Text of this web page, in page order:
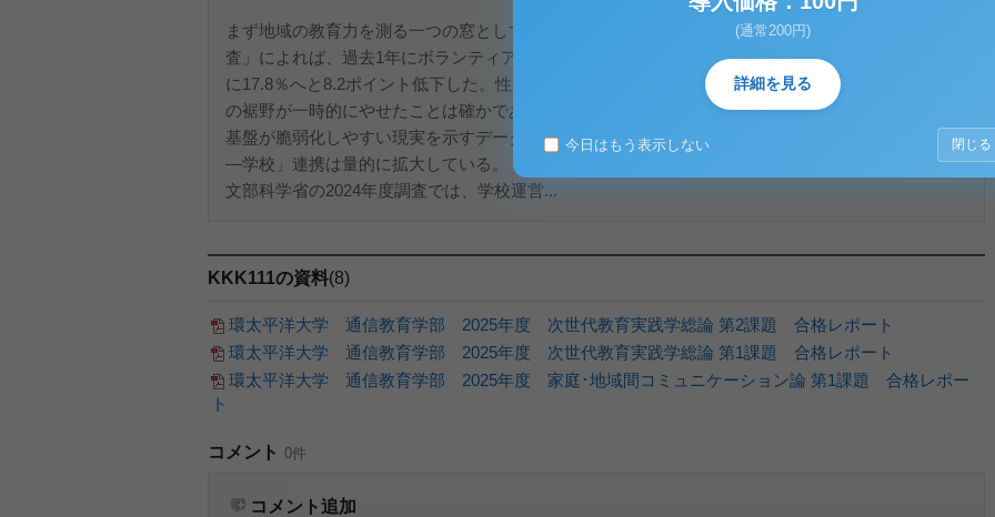
まず地域の教育力を測る一つの窓として、市民の地域貢献行動を見る。総務省「社会生活基本調
査」によれば、過去1年にボランティア活動を行った人（行動者率）は2016年の26.0％から2021年
に17.8％へと8.2ポイント低下した。性別でみても男女ともに低下しており、地域で「支える大人」
の裾野が一時的にやせたことは確かである。感染症流行期の影響を勘案しても、地域の自律的活動
基盤が脆弱化しやすい現実を示すデータだといえる(統計局)。しかし同時に、制度化された「地域
—学校」連携は量的に拡大している。
文部科学省の2024年度調査では、学校運営...
KKK111の資料(8)
環太平洋大学 通信教育学部 2025年度 次世代教育実践学総論 第2課題 合格レポート
環太平洋大学 通信教育学部 2025年度 次世代教育実践学総論 第1課題 合格レポート
環太平洋大学 通信教育学部 2025年度 家庭･地域間コミュニケーション論 第1課題 合格レポー
ト
コメント 0件
コメント追加
(通常200円)
詳細を見る
今日はもう表示しない 閉じる